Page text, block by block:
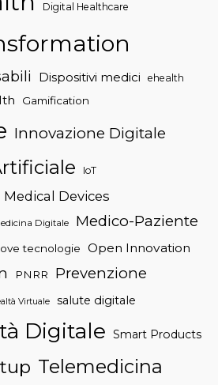
Digital Healthcare
Dispositivi medici ehealth
Gamification
Innovazione Digitale
IoT
Medical Devices
Digitale
Medico-Paziente
tecnologie Open Innovation
PNRR
Prevenzione
Virtuale salute digitale
Digitale Smart Products
Telemedicina